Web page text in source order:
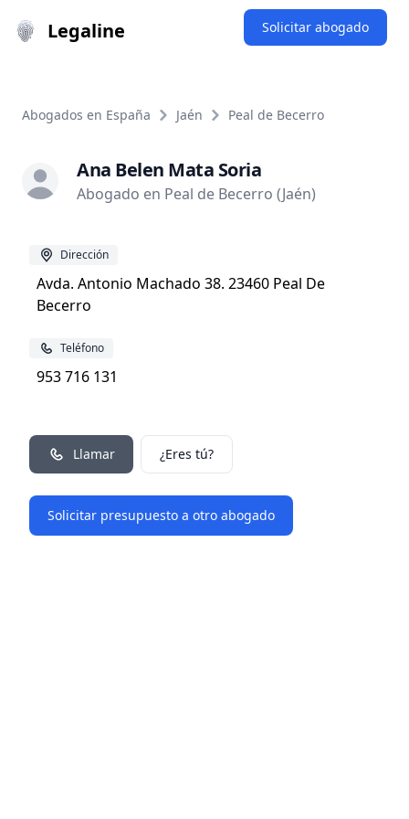
Legaline Solicitar abogado
Abogados en España Jaén Peal de Becerro
Ana Belen Mata Soria
Abogado en Peal de Becerro (Jaén)
Dirección
Avda. Antonio Machado 38. 23460 Peal De
Becerro
Teléfono
953 716 131
Llamar ¿Eres tú?
Solicitar presupuesto a otro abogado